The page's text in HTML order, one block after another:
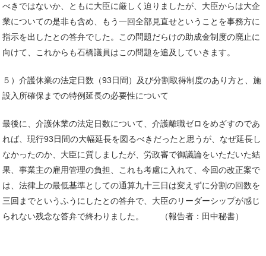
べきではないか、ともに大臣に厳しく迫りましたが、大臣からは大企
業についての是非も含め、もう一回全部見直せということを事務方に
指示を出したとの答弁でした。この問題だらけの助成金制度の廃止に
向けて、これからも石橋議員はこの問題を追及していきます。
５）介護休業の法定日数（93日間）及び分割取得制度のあり方と、施
設入所確保までの特例延長の必要性について
最後に、介護休業の法定日数について、介護離職ゼロをめざすのであ
れば、現行93日間の大幅延長を図るべきだったと思うが、なぜ延長し
なかったのか、大臣に質しましたが、労政審で御議論をいただいた結
果、事業主の雇用管理の負担、これも考慮に入れて、今回の改正案で
は、法律上の最低基準としての通算九十三日は変えずに分割の回数を
三回までというふうにしたとの答弁で、大臣のリーダーシップが感じ
られない残念な答弁で終わりました。 （報告者：田中秘書）